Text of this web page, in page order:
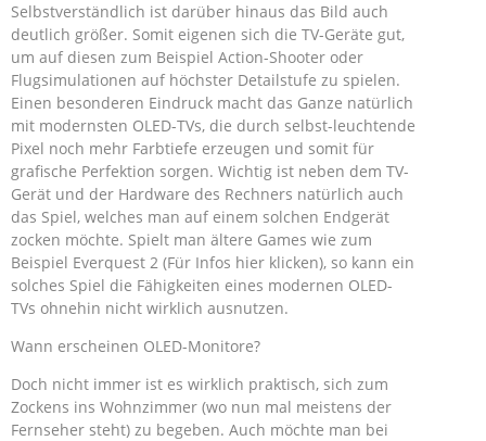
Selbstverständlich ist darüber hinaus das Bild auch
deutlich größer. Somit eigenen sich die TV-Geräte gut,
um auf diesen zum Beispiel Action-Shooter oder
Flugsimulationen auf höchster Detailstufe zu spielen.
Einen besonderen Eindruck macht das Ganze natürlich
mit modernsten OLED-TVs, die durch selbst-leuchtende
Pixel noch mehr Farbtiefe erzeugen und somit für
grafische Perfektion sorgen. Wichtig ist neben dem TV-
Gerät und der Hardware des Rechners natürlich auch
das Spiel, welches man auf einem solchen Endgerät
zocken möchte. Spielt man ältere Games wie zum
Beispiel Everquest 2 (Für Infos hier klicken), so kann ein
solches Spiel die Fähigkeiten eines modernen OLED-
TVs ohnehin nicht wirklich ausnutzen.
Wann erscheinen OLED-Monitore?
Doch nicht immer ist es wirklich praktisch, sich zum
Zockens ins Wohnzimmer (wo nun mal meistens der
Fernseher steht) zu begeben. Auch möchte man bei